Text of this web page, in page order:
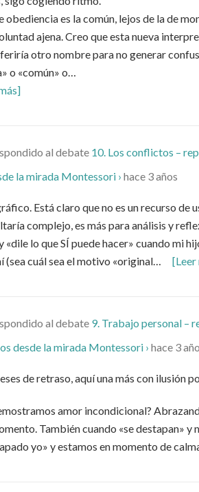
obediencia es la común, lejos de la de
ajena. Creo que esta nueva
otro nombre para no generar
o «común» o…
al debate 10. Los conflictos –
la mirada Montessori › hace 3 años
Está claro que no es un recurso
complejo, es más para análisis y
«dile lo que SÍ puede hacer» cuando mi
(sea cuál sea el motivo «original…
[Leer
al debate 9. Trabajo personal –
desde la mirada Montessori › hace 3
de retraso, aquí una más con ilusión
amor incondicional?
También cuando «se destapan» y
yo» y estamos en momento de